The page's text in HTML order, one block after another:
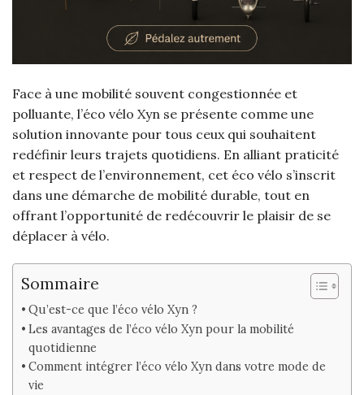
Face à une mobilité souvent congestionnée et
polluante, l’éco vélo Xyn se présente comme une
solution innovante pour tous ceux qui souhaitent
redéfinir leurs trajets quotidiens. En alliant praticité
et respect de l’environnement, cet éco vélo s’inscrit
dans une démarche de mobilité durable, tout en
offrant l’opportunité de redécouvrir le plaisir de se
déplacer à vélo.
Sommaire
Qu’est-ce que l’éco vélo Xyn ?
Les avantages de l’éco vélo Xyn pour la mobilité
quotidienne
Comment intégrer l’éco vélo Xyn dans votre mode de
vie